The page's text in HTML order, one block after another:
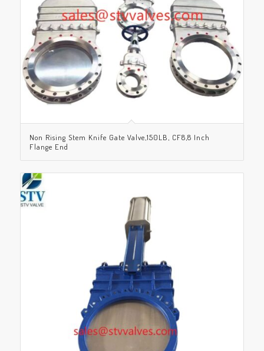
Non Rising Stem Knife Gate Valve,150LB, CF8,8 Inch
Flange End